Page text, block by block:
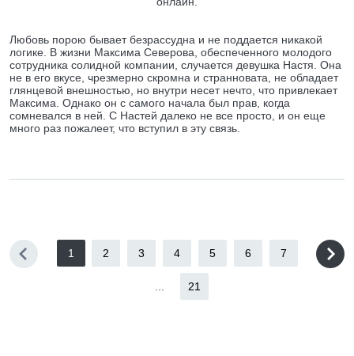
Любовь порою бывает безрассудна и не поддается никакой
логике. В жизни Максима Северова, обеспеченного молодого
сотрудника солидной компании, случается девушка Настя. Она
не в его вкусе, чрезмерно скромна и странновата, не обладает
глянцевой внешностью, но внутри несет нечто, что привлекает
Максима. Однако он с самого начала был прав, когда
сомневался в ней. С Настей далеко не все просто, и он еще
много раз пожалеет, что вступил в эту связь.
1 2 3 4 5 6 7
21